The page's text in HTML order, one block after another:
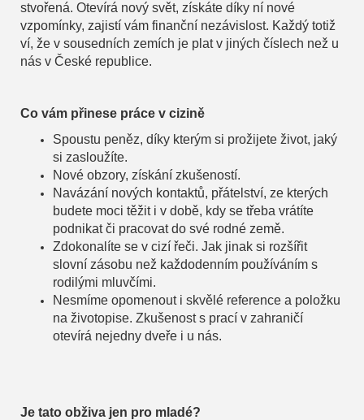
stvořená. Otevírá nový svět, získáte díky ní nové
vzpomínky, zajistí vám finanční nezávislost. Každý totiž
ví, že v sousedních zemích je plat v jiných číslech než u
nás v České republice.
Co vám přinese práce v cizině
Spoustu peněz, díky kterým si prožijete život, jaký
si zasloužíte.
Nové obzory, získání zkušeností.
Navázání nových kontaktů, přátelství, ze kterých
budete moci těžit i v době, kdy se třeba vrátíte
podnikat či pracovat do své rodné země.
Zdokonalíte se v cizí řeči. Jak jinak si rozšířit
slovní zásobu než každodenním používáním s
rodilými mluvčími.
Nesmíme opomenout i skvělé reference a položku
na životopise. Zkušenost s prací v zahraničí
otevírá nejedny dveře i u nás.
Je tato obživa jen pro mladé?